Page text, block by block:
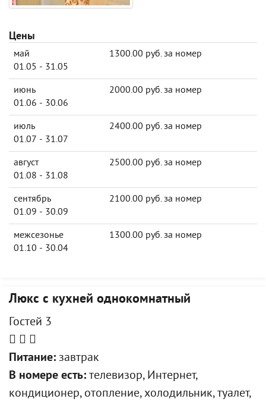
Цены
май
01.05 - 31.05
1300.00 руб. за номер
июнь
01.06 - 30.06
2000.00 руб. за номер
июль
01.07 - 31.07
2400.00 руб. за номер
август
01.08 - 31.08
2500.00 руб. за номер
сентябрь
01.09 - 30.09
2100.00 руб. за номер
межсезонье
01.10 - 30.04
1300.00 руб. за номер
Люкс с кухней однокомнатный
Гостей 3
Питание: завтрак
В номере есть: телевизор, Интернет,
кондиционер, отопление, холодильник, туалет,